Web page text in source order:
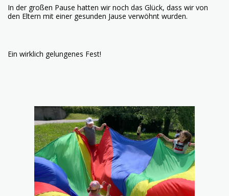
In der großen Pause hatten wir noch das Glück, dass wir von
den Eltern mit einer gesunden Jause verwöhnt wurden.
Ein wirklich gelungenes Fest!